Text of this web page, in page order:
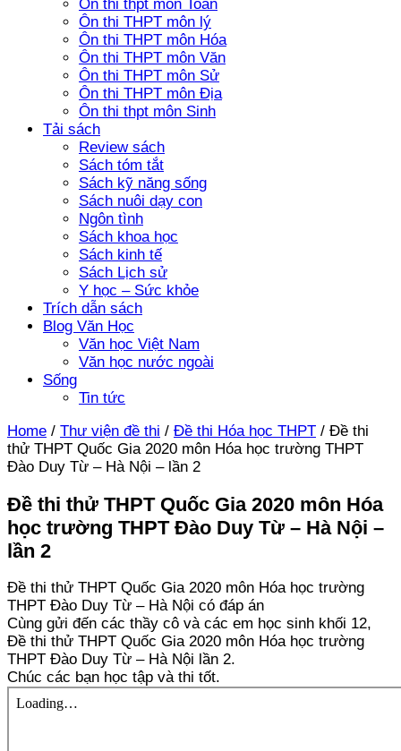
Ôn thi thpt môn Toán
Ôn thi THPT môn lý
Ôn thi THPT môn Hóa
Ôn thi THPT môn Văn
Ôn thi THPT môn Sử
Ôn thi THPT môn Địa
Ôn thi thpt môn Sinh
Tải sách
Review sách
Sách tóm tắt
Sách kỹ năng sống
Sách nuôi dạy con
Ngôn tình
Sách khoa học
Sách kinh tế
Sách Lịch sử
Y học – Sức khỏe
Trích dẫn sách
Blog Văn Học
Văn học Việt Nam
Văn học nước ngoài
Sống
Tin tức
Home / Thư viện đề thi / Đề thi Hóa học THPT / Đề thi
thử THPT Quốc Gia 2020 môn Hóa học trường THPT
Đào Duy Từ – Hà Nội – lần 2
Đề thi thử THPT Quốc Gia 2020 môn Hóa
học trường THPT Đào Duy Từ – Hà Nội –
lần 2
Đề thi thử THPT Quốc Gia 2020 môn Hóa học trường
THPT Đào Duy Từ – Hà Nội có đáp án
Cùng gửi đến các thầy cô và các em học sinh khối 12,
Đề thi thử THPT Quốc Gia 2020 môn Hóa học trường
THPT Đào Duy Từ – Hà Nội lần 2.
Chúc các bạn học tập và thi tốt.